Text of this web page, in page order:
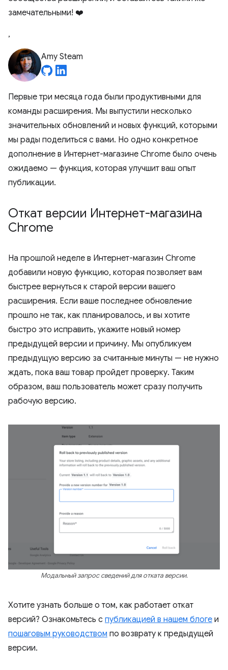
замечательными! ❤️
,
Amy Steam
Первые три месяца года были продуктивными для
команды расширения. Мы выпустили несколько
значительных обновлений и новых функций, которыми
мы рады поделиться с вами. Но одно конкретное
дополнение в Интернет-магазине Chrome было очень
ожидаемо — функция, которая улучшит ваш опыт
публикации.
Откат версии Интернет-магазина
Chrome
На прошлой неделе в Интернет-магазин Chrome
добавили новую функцию, которая позволяет вам
быстрее вернуться к старой версии вашего
расширения. Если ваше последнее обновление
прошло не так, как планировалось, и вы хотите
быстро это исправить, укажите новый номер
предыдущей версии и причину. Мы опубликуем
предыдущую версию за считанные минуты — не нужно
ждать, пока ваш товар пройдет проверку. Таким
образом, ваш пользователь может сразу получить
рабочую версию.
Модальный запрос сведений для отката версии.
Хотите узнать больше о том, как работает откат
версий? Ознакомьтесь с публикацией в нашем блоге и
пошаговым руководством по возврату к предыдущей
версии.